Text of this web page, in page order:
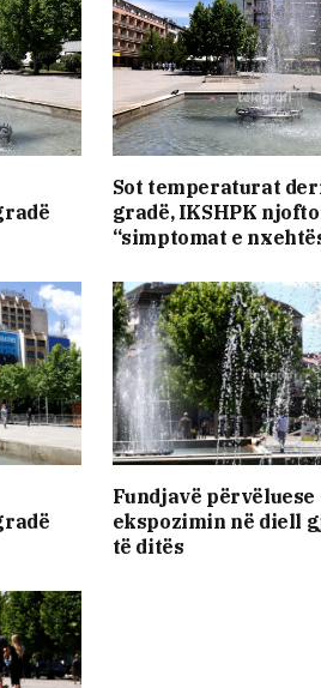
Sot temperaturat
gradë, IKSHPK
“simptomat e
Fundjavë
ekspozimin në diell
të ditës